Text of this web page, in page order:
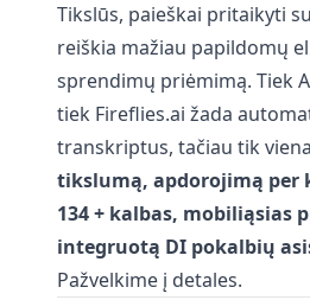
Tikslūs, paieškai pritaikyti
reiškia mažiau papildomų
sprendimų priėmimą. Tiek
tiek Fireflies.ai žada
transkriptus, tačiau tik
tikslumą, apdorojimą per
134 + kalbas, mobiliąsias
integruotą DI pokalbių
Pažvelkime į detales.